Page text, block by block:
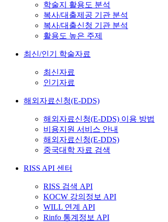
학술지 활용도 분석
복사/대출제공 기관 분석
복사/대출신청 기관 분석
활용도 높은 주제
최신/인기 학술자료
최신자료
인기자료
해외자료신청(E-DDS)
해외자료신청(E-DDS) 이용 방법
비용지원 서비스 안내
해외자료신청(E-DDS)
중국대학 자료 검색
RISS API 센터
RISS 검색 API
KOCW 강의정보 API
WILL 연계 API
Rinfo 통계정보 API